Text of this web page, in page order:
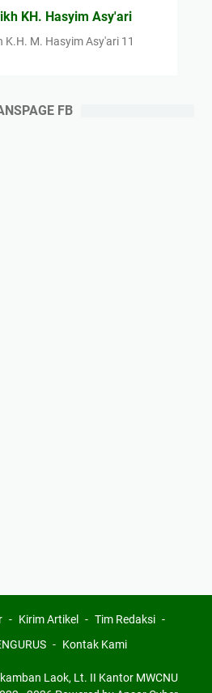
KH. Hasyim Asy'ari
M. Hasyim Asy'ari 11
FB
Kirim Artikel
Tim Redaksi
Kontak Kami
Laok, Lt. II Kantor MWCNU